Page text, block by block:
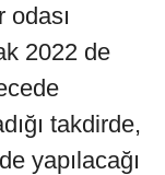
2022 de
takdirde,
yapılacağı